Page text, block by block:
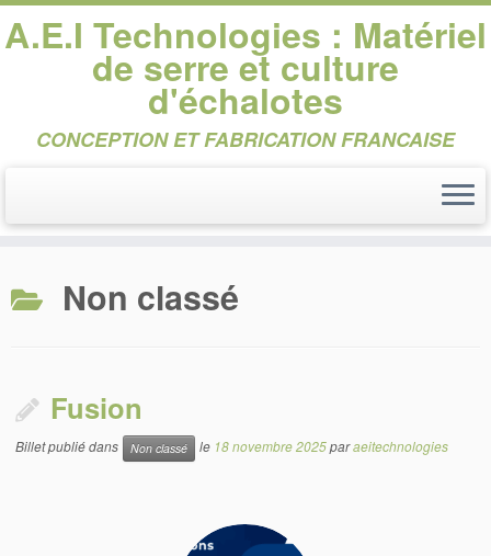
contenu
A.E.I Technologies : Matériel
de serre et culture
d'échalotes
CONCEPTION ET FABRICATION FRANCAISE
Non classé
Fusion
Billet publié dans Non classé le 18 novembre 2025paraeitechnologies